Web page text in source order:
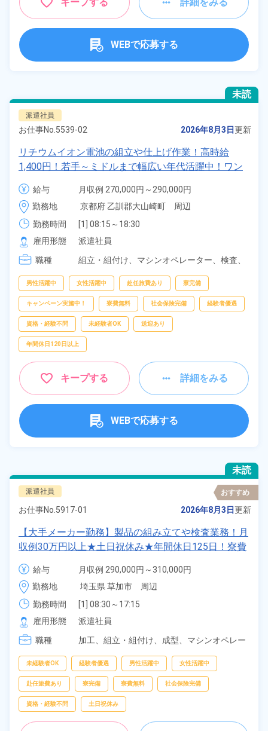
WEBで応募する
未読
派遣社員
お仕事No. 5539-02 2026年8月3日更新
リチウムイオン電池の組立や仕上げ作業！高時給
1,400円！若手～ミドルまで幅広い年代活躍中！ワン
ルーム寮完備＆赴任寮費会社負担！正社員登用制度あ
り◎日払いOK！《京都府大山崎町》
給与
月収例 270,000円～290,000円
時給 1,400円～1,400円
勤務地
京都府 乙訓郡大山崎町　周辺
勤務時間
[1] 08:15～18:30
[2] 20:15～06:30
[3] 08:15～17:00
[4] 20:15～05:00
雇用形態
派遣社員
職種
組立・組付け、 マシンオペレーター、 検査、
男性活躍中 女性活躍中 赴任旅費あり 寮完備
キャンペーン実施中！ 寮費無料 社会保険完備 経験者優遇
資格・経験不問 未経験者OK 送迎あり
年間休日120日以上
キープする 詳細をみる
WEBで応募する
未読
派遣社員 おすすめ
お仕事No. 5917-01 2026年8月3日更新
【大手メーカー勤務】製品の組み立てや検査業務！月
収例30万円以上★土日祝休み★年間休日125日！寮費
無料★備品付きワンルーム寮完備★赴任旅費会社負担
◎自社正社員登用制度あり★就業先食堂利用可◎《埼
玉県草加市》
給与
月収例 290,000円～310,000円
時給 1,550円～1,550円
勤務地
埼玉県 草加市　周辺
勤務時間
[1] 08:30～17:15
[2] 17:15～02:00
[3] 06:00～14:45
[4] 14:45～23:30
雇用形態
派遣社員
職種
加工、 組立・組付け、 成型、 マシンオペレー
未経験者OK 経験者優遇 男性活躍中 女性活躍中
赴任旅費あり 寮完備 寮費無料 社会保険完備
資格・経験不問 土日祝休み